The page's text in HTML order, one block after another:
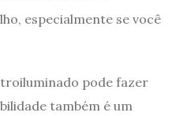
especialmente se você
pode fazer
também é um